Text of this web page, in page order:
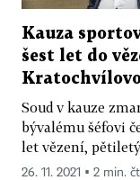
Kauza
šest let do
Soud v kauze
bývalému šéfovi
let vězení,
26. 11. 2021 ▪ 2 min.